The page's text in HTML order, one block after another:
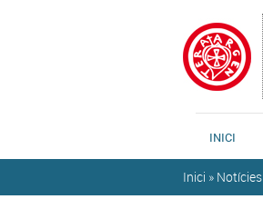
INICI
Inici » Notícies